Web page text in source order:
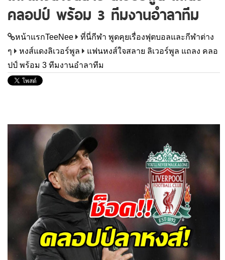
คลอปป์ พร้อม 3 ทีมงานอำลาทีม
หน้าแรกTeeNee
ที่นี่กีฬา พูดคุยเรื่องฟุตบอลและกีฬาต่าง
ๆ
หงส์แดงลิเวอร์พูล
แฟนหงส์ใจสลาย ลิเวอร์พูล แถลง คลอ
ปป์ พร้อม 3 ทีมงานอำลาทีม